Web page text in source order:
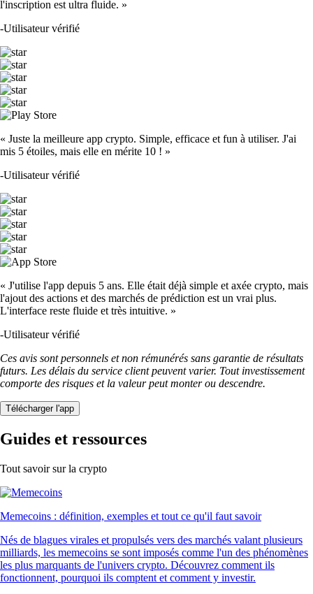
l'inscription est ultra fluide. »
-Utilisateur vérifié
« Juste la meilleure app crypto. Simple, efficace et fun à utiliser. J'ai
mis 5 étoiles, mais elle en mérite 10 ! »
-Utilisateur vérifié
« J'utilise l'app depuis 5 ans. Elle était déjà simple et axée crypto, mais
l'ajout des actions et des marchés de prédiction est un vrai plus.
L'interface reste fluide et très intuitive. »
-Utilisateur vérifié
Ces avis sont personnels et non rémunérés sans garantie de résultats
futurs. Les délais du service client peuvent varier. Tout investissement
comporte des risques et la valeur peut monter ou descendre.
Télécharger l'app
Guides et ressources
Tout savoir sur la crypto
Memecoins : définition, exemples et tout ce qu'il faut savoir
Nés de blagues virales et propulsés vers des marchés valant plusieurs
milliards, les memecoins se sont imposés comme l'un des phénomènes
les plus marquants de l'univers crypto. Découvrez comment ils
fonctionnent, pourquoi ils comptent et comment y investir.